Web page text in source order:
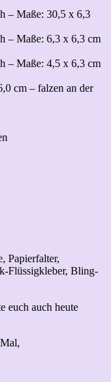
– Maße: 30,5 x 6,3
– Maße: 6,3 x 6,3 cm
– Maße: 4,5 x 6,3 cm
cm – falzen an der
Papierfalter,
Flüssigkleber, Bling-
euch auch heute